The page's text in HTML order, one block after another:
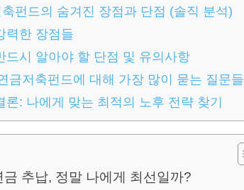
펀드의 숨겨진 장점과 단점 (솔직 분석)
력한 장점들
드시 알아야 할 단점 및 유의사항
금저축펀드에 대해 가장 많이 묻는 질문들
론: 나에게 맞는 최적의 노후 전략 찾기
금 추납, 정말 나에게 최선일까?